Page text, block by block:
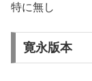
特に無し
寛永版本